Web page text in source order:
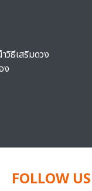
วิธีเสริมดวง
ง
FOLLOW US